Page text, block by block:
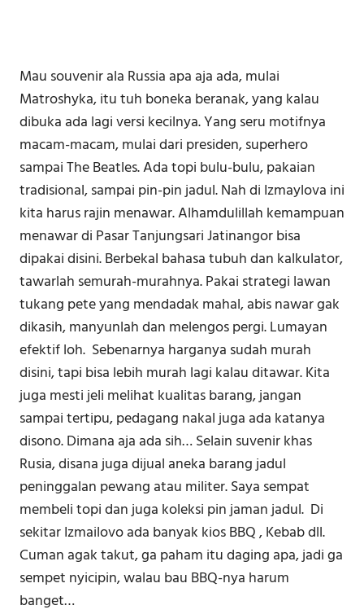
Mau souvenir ala Russia apa aja ada, mulai
Matroshyka, itu tuh boneka beranak, yang kalau
dibuka ada lagi versi kecilnya. Yang seru motifnya
macam-macam, mulai dari presiden, superhero
sampai The Beatles. Ada topi bulu-bulu, pakaian
tradisional, sampai pin-pin jadul. Nah di Izmaylova ini
kita harus rajin menawar. Alhamdulillah kemampuan
menawar di Pasar Tanjungsari Jatinangor bisa
dipakai disini. Berbekal bahasa tubuh dan kalkulator,
tawarlah semurah-murahnya. Pakai strategi lawan
tukang pete yang mendadak mahal, abis nawar gak
dikasih, manyunlah dan melengos pergi. Lumayan
efektif loh. Sebenarnya harganya sudah murah
disini, tapi bisa lebih murah lagi kalau ditawar. Kita
juga mesti jeli melihat kualitas barang, jangan
sampai tertipu, pedagang nakal juga ada katanya
disono. Dimana aja ada sih… Selain suvenir khas
Rusia, disana juga dijual aneka barang jadul
peninggalan pewang atau militer. Saya sempat
membeli topi dan juga koleksi pin jaman jadul. Di
sekitar Izmailovo ada banyak kios BBQ , Kebab dll.
Cuman agak takut, ga paham itu daging apa, jadi ga
sempet nyicipin, walau bau BBQ-nya harum
banget…